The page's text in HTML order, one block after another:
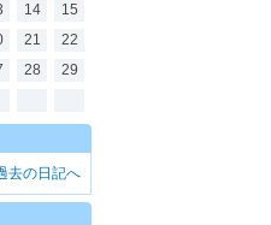
14
15
21
22
28
29
去の日記へ